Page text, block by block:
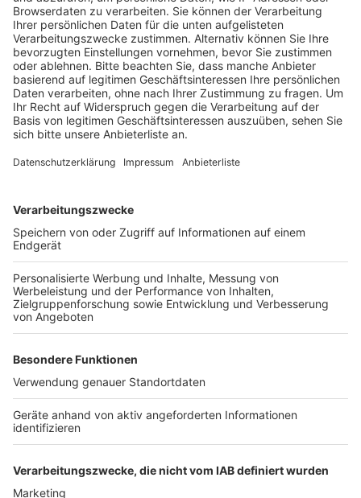
Ausbildungsinitiative „BrAin“. Gemeinsam mit der
Kreishandwerkerschaft Rhein-Erft plant die Stadt das
jetzt für die Schülerinnen und Schüler der Clemens-
August-Schule. Am Dienstag (7. Oktober) wird eine
entsprechende Vereinbarung zwischen allen
Beteiligten unterschrieben. Für eine solche
Ausbildungsgarantie müssen die Schülerinnen und
Schüler aber bestimmte Voraussetzungen erfüllen.
Das sind unter anderem Pünktlichkeit und keine
Anzeige
Weitere Themen von Rhein und Erft
Anzeige
Nächste Bauarbeiten am Berufskolleg Bergheim
Sündenwäldchen Kerpen: Betretungsverbot ab
Montag
Unfall bei Hochzeitskorso in Bergheim
Anzeige